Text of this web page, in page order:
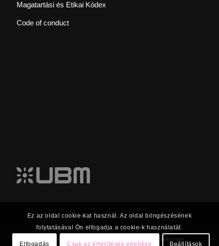
Magatartási és Etikai Kódex
Code of conduct
© 2023 UBM Csoport Befektetői kapcsolatok | Adatkezelési tájékoztató
Ez az oldal cookie-kat használ. Az oldal böngészésének
folytatásával Ön elfogadja a cookie-k használatát.
Elfogadás Csak az értesítések elrejtése Beállítások